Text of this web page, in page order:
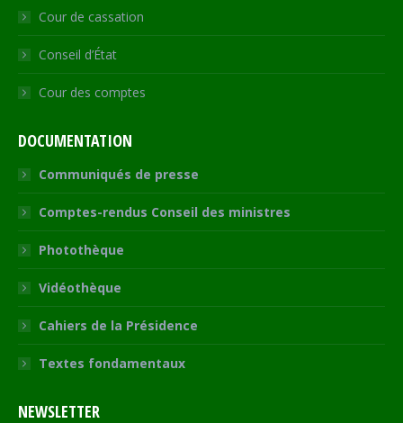
Cour de cassation
Conseil d’État
Cour des comptes
DOCUMENTATION
Communiqués de presse
Comptes-rendus Conseil des ministres
Photothèque
Vidéothèque
Cahiers de la Présidence
Textes fondamentaux
NEWSLETTER